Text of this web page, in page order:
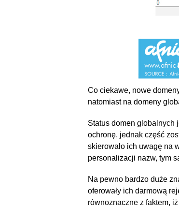
Co ciekawe, nowe
natomiast na domeny
Status domen globalnych
ochronę, jednak część
skierowało ich uwagę na
personalizacji nazw, tym
Na pewno bardzo duże
oferowały ich darmową
równoznaczne z faktem,